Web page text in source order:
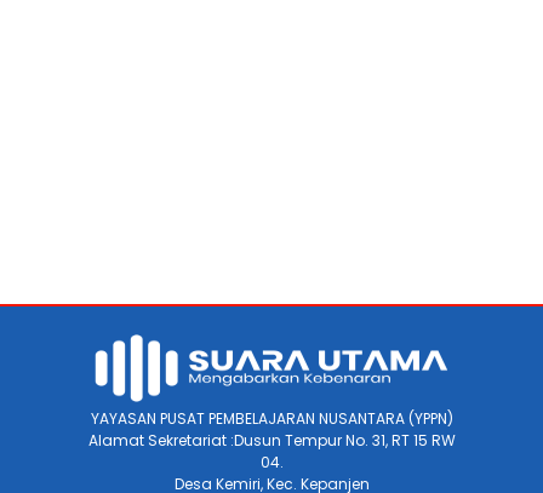
YAYASAN PUSAT PEMBELAJARAN NUSANTARA (YPPN)
Alamat Sekretariat :Dusun Tempur No. 31, RT 15 RW
04.
Desa Kemiri, Kec. Kepanjen